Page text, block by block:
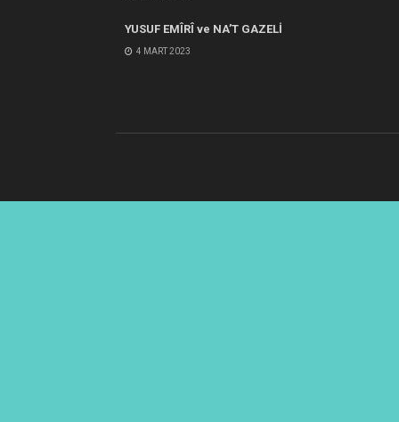
YUSUF EMÎRÎ ve NA’T GAZELİ
4 MART 2023